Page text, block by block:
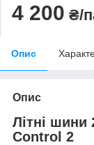
4 200 ₴/
Опис
Опис
Літні шини
Control 2